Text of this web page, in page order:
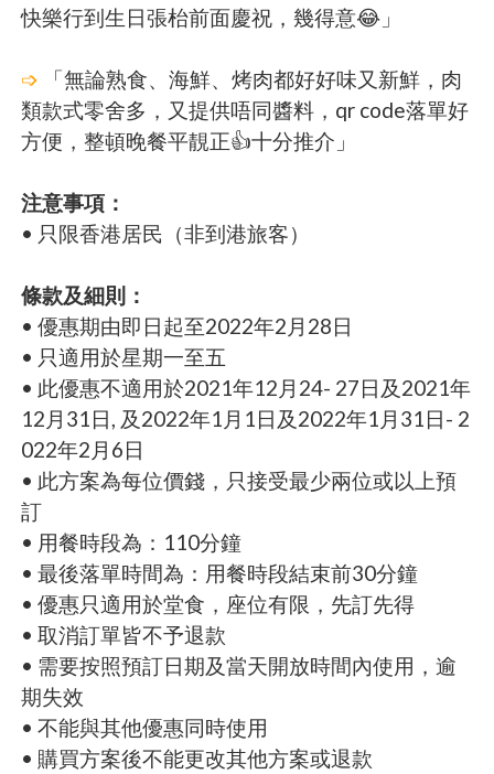
快樂行到生日張枱前面慶祝，幾得意😂」
➩ 「無論熟食、海鮮、烤肉都好好味又新鮮，肉
類款式零舍多，又提供唔同醬料，qr code落單好
方便，整頓晚餐平靚正👍十分推介」
注意事項：
• 只限香港居民（非到港旅客）
條款及細則：
• 優惠期由即日起至2022年2月28日
• 只適用於星期一至五
• 此優惠不適用於2021年12月24- 27日及2021年
12月31日, 及2022年1月1日及2022年1月31日- 2
022年2月6日
• 此方案為每位價錢，只接受最少兩位或以上預
訂
• 用餐時段為：110分鐘
• 最後落單時間為：用餐時段結束前30分鐘
• 優惠只適用於堂食，座位有限，先訂先得
• 取消訂單皆不予退款
• 需要按照預訂日期及當天開放時間內使用，逾
期失效
• 不能與其他優惠同時使用
• 購買方案後不能更改其他方案或退款